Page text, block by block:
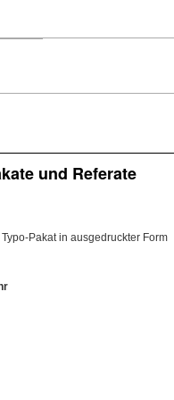
und Referate
Pakat in ausgedruckter Form